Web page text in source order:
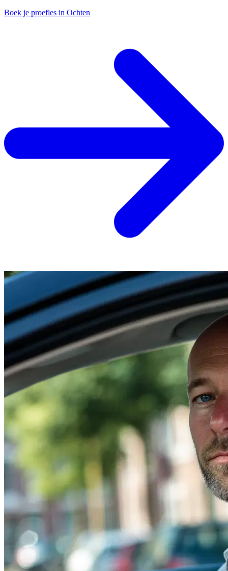
Boek je proefles in Ochten